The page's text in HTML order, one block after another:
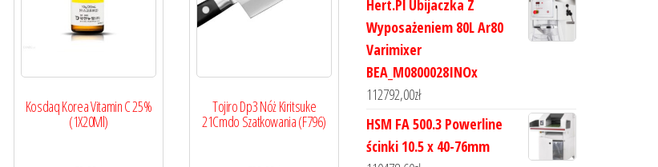
Kosdaq Korea Vitamin C 25%
(1X20Ml)
Tojiro Dp3 Nóż Kiritsuke
21Cmdo Szatkowania (F796)
Hert.Pl Ubijaczka Z
Wyposażeniem 80L Ar80
Varimixer
BEA_M0800028INOx
112792,00zł
HSM FA 500.3 Powerline
ścinki 10.5 x 40-76mm